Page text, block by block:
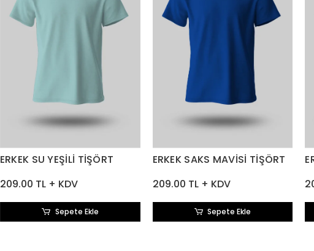
ERKEK SU YEŞİLİ TİŞÖRT
209.00 TL + KDV
Sepete Ekle
ERKEK SAKS MAVİSİ TİŞÖRT
209.00 TL + KDV
Sepete Ekle